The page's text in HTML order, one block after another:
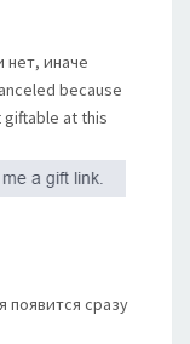
нет, иначе
because
at this
появится сразу